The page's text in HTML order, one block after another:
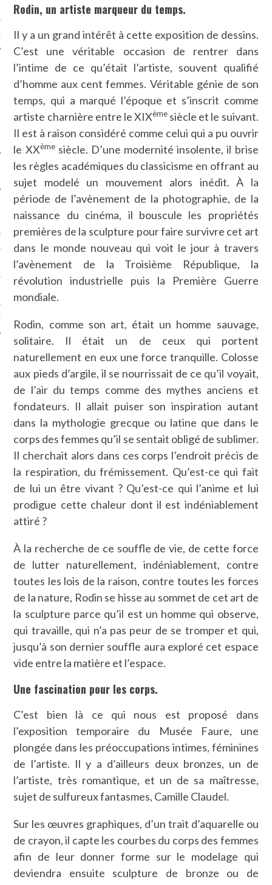
SUIVEZ-NOUS
CARAVELLE
CARAVELLE
PODCAST
Rodin, un artiste marqueur du temps.
Il y a un grand intérêt à cette exposition de dessins.
C’est une véritable occasion de rentrer dans
l’intime de ce qu’était l’artiste, souvent qualifié
d’homme aux cent femmes. Véritable génie de son
temps, qui a marqué l’époque et s’inscrit comme
artiste charnière entre le XIXème siècle et le suivant.
Il est à raison considéré comme celui qui a pu ouvrir
le XXèmesiècle. D’une modernité insolente, il brise
les règles académiques du classicisme en offrant au
sujet modelé un mouvement alors inédit. À la
période de l’avènement de la photographie, de la
naissance du cinéma, il bouscule les propriétés
premières de la sculpture pour faire survivre cet art
dans le monde nouveau qui voit le jour à travers
l’avènement de la Troisième République, la
révolution industrielle puis la Première Guerre
mondiale.
Rodin, comme son art, était un homme sauvage,
solitaire. Il était un de ceux qui portent
naturellement en eux une force tranquille. Colosse
aux pieds d’argile, il se nourrissait de ce qu’il voyait,
de l’air du temps comme des mythes anciens et
fondateurs. Il allait puiser son inspiration autant
dans la mythologie grecque ou latine que dans le
corps des femmes qu’il se sentait obligé de sublimer.
Il cherchait alors dans ces corps l’endroit précis de
la respiration, du frémissement. Qu’est-ce qui fait
de lui un être vivant ? Qu’est-ce qui l’anime et lui
prodigue cette chaleur dont il est indéniablement
attiré ?
À la recherche de ce souffle de vie, de cette force
de lutter naturellement, indéniablement, contre
toutes les lois de la raison, contre toutes les forces
de la nature, Rodin se hisse au sommet de cet art de
la sculpture parce qu’il est un homme qui observe,
qui travaille, qui n’a pas peur de se tromper et qui,
jusqu’à son dernier souffle aura exploré cet espace
vide entre la matière et l’espace.
Une fascination pour les corps.
C’est bien là ce qui nous est proposé dans
l’exposition temporaire du Musée Faure, une
plongée dans les préoccupations intimes, féminines
de l’artiste. Il y a d’ailleurs deux bronzes, un de
l’artiste, très romantique, et un de sa maîtresse,
sujet de sulfureux fantasmes, Camille Claudel.
Sur les œuvres graphiques, d’un trait d’aquarelle ou
de crayon, il capte les courbes du corps des femmes
afin de leur donner forme sur le modelage qui
deviendra ensuite sculpture de bronze ou de